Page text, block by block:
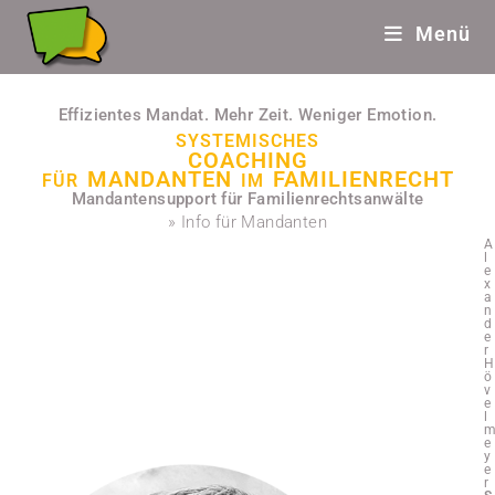
Menü
Effizientes Mandat. Mehr Zeit. Weniger Emotion.
SYSTEMISCHES
COACHING
FÜR MANDANTEN IM FAMILIENRECHT
Mandantensupport für Familienrechtsanwälte
» Info für Mandanten
A
e
x
a
n
d
e
r
H
ö
v
e
e
y
e
r